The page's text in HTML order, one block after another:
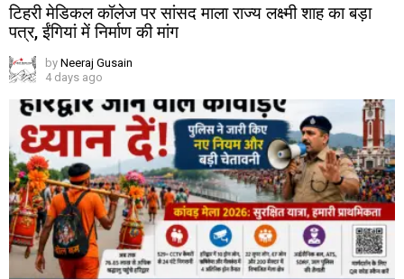
टिहरी मेडिकल कॉलेज पर सांसद माला राज्य लक्ष्मी शाह का बड़ा
पत्र, ईंगियां में निर्माण की मांग
by Neeraj Gusain
4 days ago